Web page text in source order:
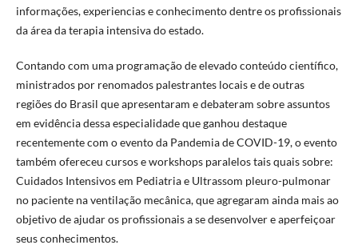
informações, experiencias e conhecimento dentre os profissionais
da área da terapia intensiva do estado.
Contando com uma programação de elevado conteúdo científico,
ministrados por renomados palestrantes locais e de outras
regiões do Brasil que apresentaram e debateram sobre assuntos
em evidência dessa especialidade que ganhou destaque
recentemente com o evento da Pandemia de COVID-19, o evento
também ofereceu cursos e workshops paralelos tais quais sobre:
Cuidados Intensivos em Pediatria e Ultrassom pleuro-pulmonar
no paciente na ventilação mecânica, que agregaram ainda mais ao
objetivo de ajudar os profissionais a se desenvolver e aperfeiçoar
seus conhecimentos.